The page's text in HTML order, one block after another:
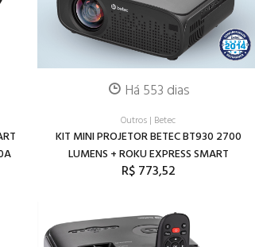
Há 553 dias
Outros | Betec
KIT MINI PROJETOR BETEC BT930 2700
LUMENS + ROKU EXPRESS SMART
R$ 773,52